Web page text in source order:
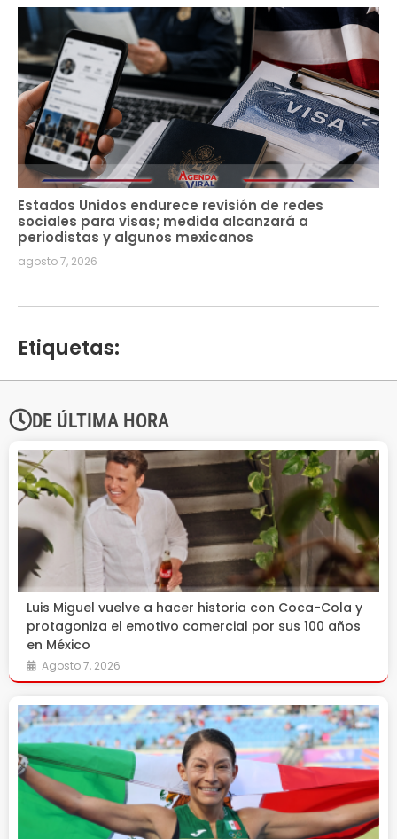
Estados Unidos endurece revisión de redes
sociales para visas; medida alcanzará a
periodistas y algunos mexicanos
agosto 7, 2026
Etiquetas:
DE ÚLTIMA HORA
Luis Miguel vuelve a hacer historia con Coca-Cola y
protagoniza el emotivo comercial por sus 100 años
en México
Agosto 7, 2026